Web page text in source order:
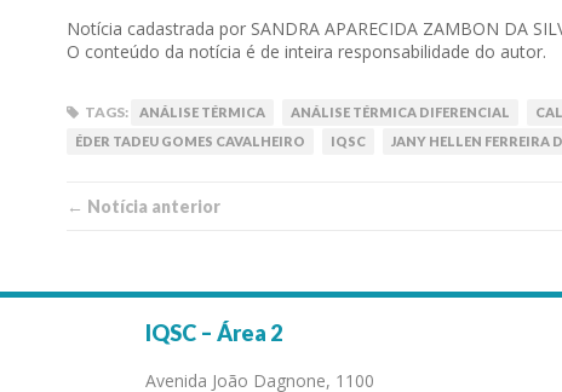
Notícia cadastrada por SANDRA APARECIDA ZAMBON DA
O conteúdo da notícia é de inteira responsabilidade do autor.
TAGS: ANÁLISE TÉRMICA ANÁLISE TÉRMICA DIFERENCIAL
ÉDER TADEU GOMES CAVALHEIRO
IQSC JANY HELLEN FERREIRA
← Notí­cia anterior
IQSC – Área 2
Avenida João Dagnone, 1100